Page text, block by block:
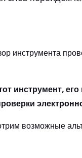
инструмента
инструмент,
возможные